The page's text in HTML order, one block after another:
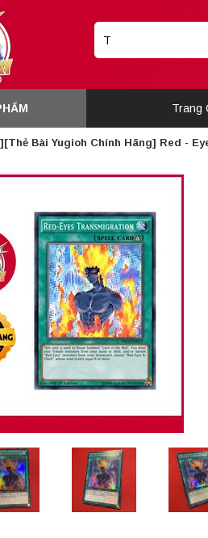
Trang
Bài Yugioh Chính Hãng] Red -